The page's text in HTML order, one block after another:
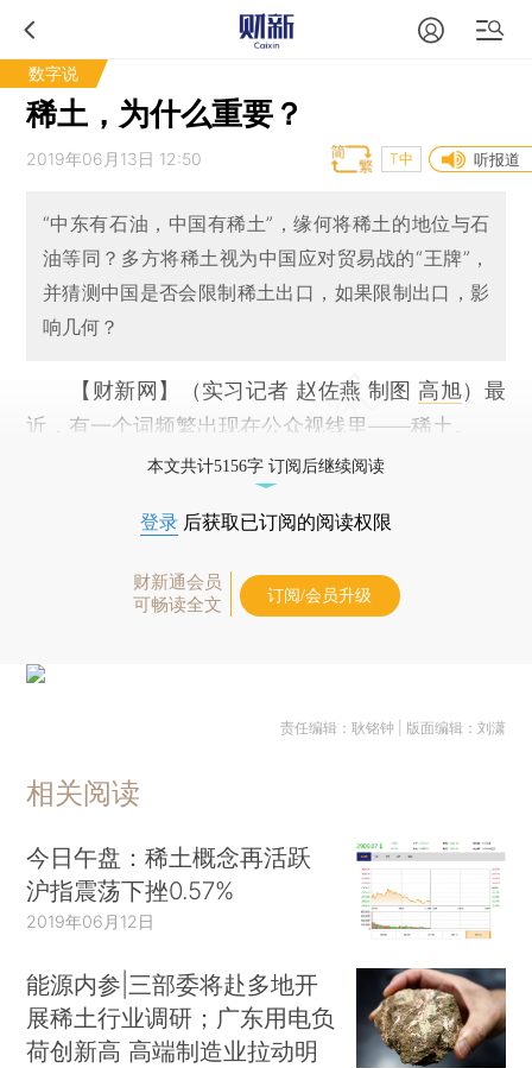
数字说
稀土，为什么重要？
2019年06月13日 12:50 听报道
T中
“中东有石油，中国有稀土”，缘何将稀土的地位与石
油等同？多方将稀土视为中国应对贸易战的“王牌”，
并猜测中国是否会限制稀土出口，如果限制出口，影
响几何？
【财新网】（实习记者 赵佐燕 制图 高旭） 最
近，有一个词频繁出现在公众视线里——稀土。
本文共计5156字 订阅后继续阅读
登录 后获取已订阅的阅读权限
财新通会员
可畅读全文
订阅/会员升级
责任编辑：耿铭钟 | 版面编辑：刘潇
相关阅读
今日午盘：稀土概念再活跃
沪指震荡下挫0.57%
2019年06月12日
能源内参|三部委将赴多地开
展稀土行业调研；广东用电负
荷创新高 高端制造业拉动明